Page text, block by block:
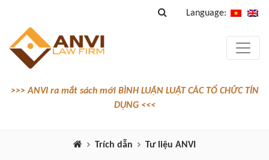
Language:
>>> ANVI ra mắt sách mới BÌNH LUẬN LUẬT CÁC TỔ CHỨC TÍN
DỤNG <<<
Trích dẫn Tư liệu ANVI